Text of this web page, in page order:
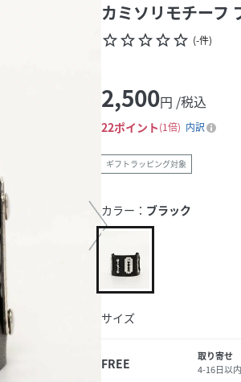
カミソリモチーフ
star_borderstar_borderstar_borderstar_borderstar_border (-件)
2,500円 /税込
22ポイント 1倍 内訳
ギフトラッピング対象
カラー： ブラック
サイズ
FREE
取り寄せ
4-16日以